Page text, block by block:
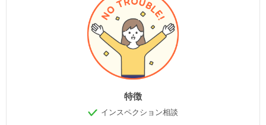
特徴
インスペクション相談